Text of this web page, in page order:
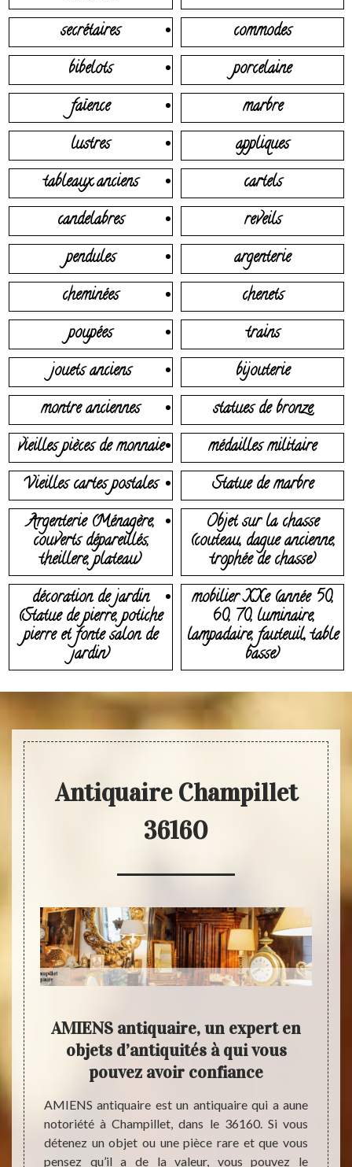
secrétaires
commodes
bibelots
porcelaine
faïence
marbre
lustres
appliques
tableaux anciens
cartels
candelabres
reveils
pendules
argenterie
cheminées
chenets
poupées
trains
jouets anciens
bijouterie
montre anciennes
statues de bronze
vieilles pièces de monnaie
médailles militaire
Vieilles cartes postales
Statue de marbre
Argenterie (Ménagère,
couverts dépareillés,
theillere, plateau)
Objet sur la chasse
(couteau, dague ancienne,
trophée de chasse)
décoration de jardin
(Statue de pierre, potiche
pierre et fonte salon de
jardin)
mobilier XXe (année 50,
60, 70, luminaire,
lampadaire, fauteuil, table
basse)
Antiquaire Champillet
36160
il est
son
un
de
AMIENS antiquaire, un expert en
objets d’antiquités à qui vous
pouvez avoir confiance
AMIENS antiquaire est un antiquaire qui a aune
notoriété à Champillet, dans le 36160. Si vous
détenez un objet ou une pièce rare et que vous
pensez qu’il a de la valeur, vous pouvez le
Un